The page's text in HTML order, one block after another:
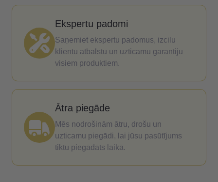
Ekspertu padomi
Saņemiet ekspertu padomus, izcilu
klientu atbalstu un uzticamu garantiju
visiem produktiem.
Ātra piegāde
Mēs nodrošinām ātru, drošu un
uzticamu piegādi, lai jūsu pasūtījums
tiktu piegādāts laikā.